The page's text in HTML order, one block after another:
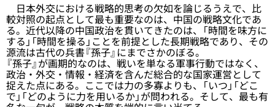
日本外交における戦略的思考の欠如を論じるうえで、比
較対照の起点として最も重要なのは、中国の戦略文化であ
る。近代以降の中国政治を貫いてきたのは、「時間を味方に
する」「時間を操る」ことを前提とした長期戦略であり、その
源流は古代の兵書『孫子』にまでさかのぼる。
『孫子』が画期的なのは、戦いを単なる軍事行動ではなく、
政治・外交・情報・経済を含んだ総合的な国家運営として
捉えた点にある。ここでは力の多寡よりも、「いつ」「どこ
で」「どのように力を用いるか」が問われる。そして、最も有